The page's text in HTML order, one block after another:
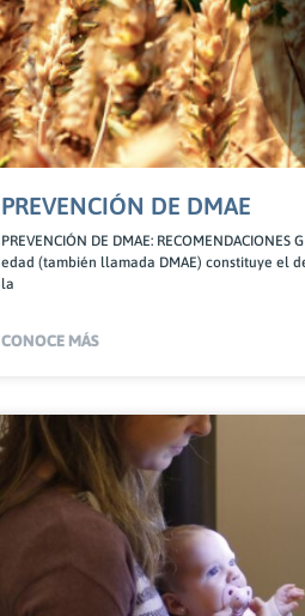
PREVENCIÓN DE DMAE
PREVENCIÓN DE DMAE:
edad (también llamada DMAE) constituye el
la
CONOCE MÁS